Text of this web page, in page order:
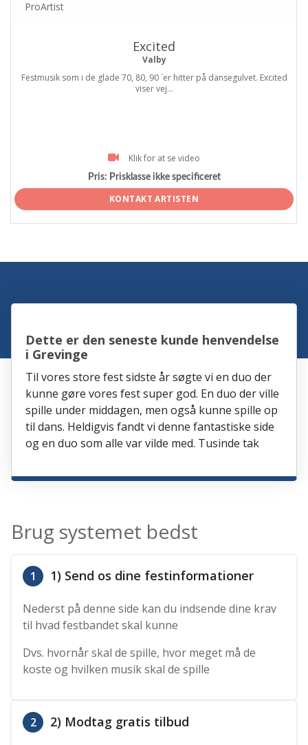
ProArtist
Excited
Valby
Festmusik som i de glade 70, 80, 90 ´er hitter på dansegulvet. Excited
viser vej...
Klik for at se video
Pris: Prisklasse ikke specificeret
KONTAKT ARTISTEN
Dette er den seneste kunde henvendelse
i Grevinge
Til vores store fest sidste år søgte vi en duo der
kunne gøre vores fest super god. En duo der ville
spille under middagen, men også kunne spille op
til dans. Heldigvis fandt vi denne fantastiske side
og en duo som alle var vilde med. Tusinde tak
Brug systemet bedst
1 1) Send os dine festinformationer
Nederst på denne side kan du indsende dine krav
til hvad festbandet skal kunne
Dvs. hvornår skal de spille, hvor meget må de
koste og hvilken musik skal de spille
2 2) Modtag gratis tilbud